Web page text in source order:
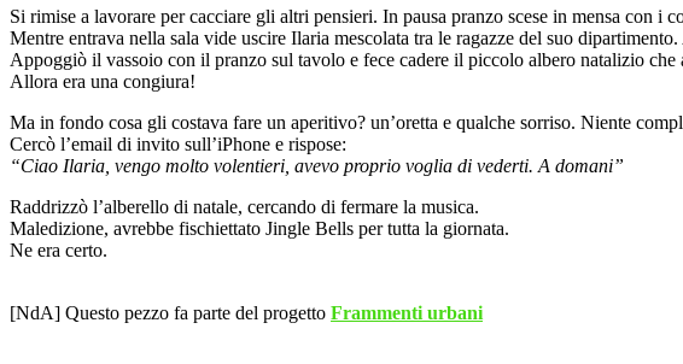
Si rimise a lavorare per cacciare gli altri pensieri. In pausa pranzo scese in mensa con i
Mentre entrava nella sala vide uscire Ilaria mescolata tra le ragazze del suo
Appoggiò il vassoio con il pranzo sul tavolo e fece cadere il piccolo albero natalizio
Allora era una congiura!
Ma in fondo cosa gli costava fare un aperitivo? un’oretta e qualche sorriso. Niente
Cercò l’email di invito sull’iPhone e rispose:
“Ciao Ilaria, vengo molto volentieri, avevo proprio voglia di vederti. A domani”
Raddrizzò l’alberello di natale, cercando di fermare la musica.
Maledizione, avrebbe fischiettato Jingle Bells per tutta la giornata.
Ne era certo.
[NdA] Questo pezzo fa parte del progetto Frammenti urbani